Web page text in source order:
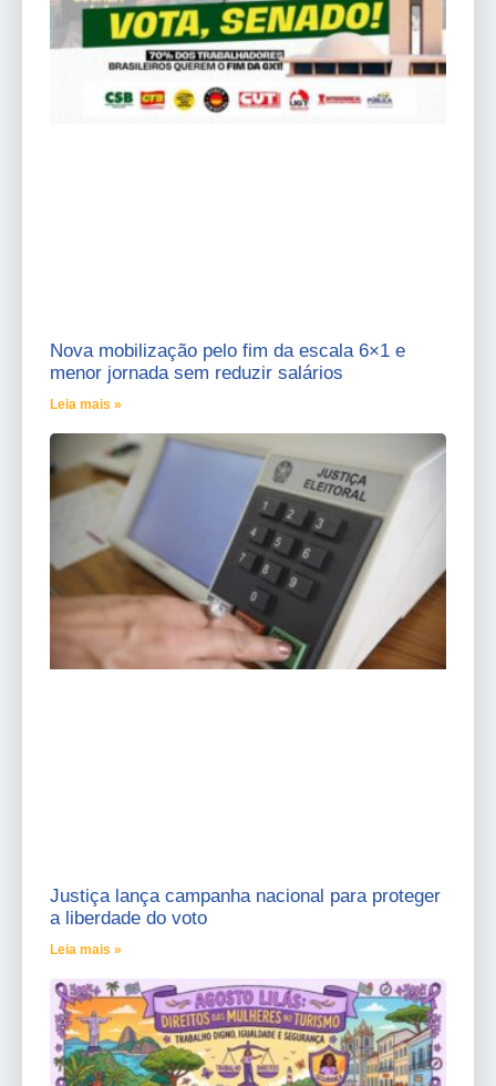
Nova mobilização pelo fim da escala 6×1 e
menor jornada sem reduzir salários
Leia mais »
Justiça lança campanha nacional para proteger
a liberdade do voto
Leia mais »